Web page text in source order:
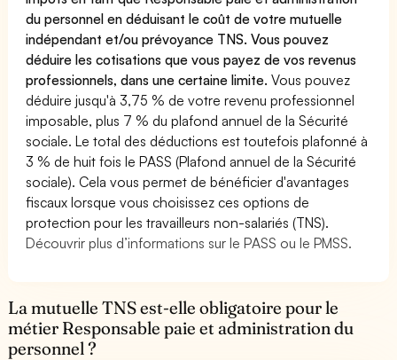
du personnel en déduisant le coût de votre mutuelle
indépendant et/ou prévoyance TNS. Vous pouvez
déduire les cotisations que vous payez de vos revenus
professionnels, dans une certaine limite.Vous pouvez
déduire jusqu'à 3,75 % de votre revenu professionnel
imposable, plus 7 % du plafond annuel de la Sécurité
sociale. Le total des déductions est toutefois plafonné à
3 % de huit fois le PASS (Plafond annuel de la Sécurité
sociale). Cela vous permet de bénéficier d'avantages
fiscaux lorsque vous choisissez ces options de
protection pour les travailleurs non-salariés (TNS).
Découvrir plus d’informations sur le PASS ou le PMSS.
La mutuelle TNS est-elle obligatoire pour le
métier Responsable paie et administration du
personnel ?